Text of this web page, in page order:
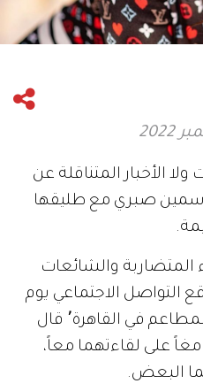
الأخبار المتناقلة عن
صبري مع طليقها
المتضاربة والشائعات
التواصل الاجتماعي يوم
أمس صورةً لهما في أحد المطاعم في القاهرة٬ قال
على لقاءتهما معاً،
البعض.